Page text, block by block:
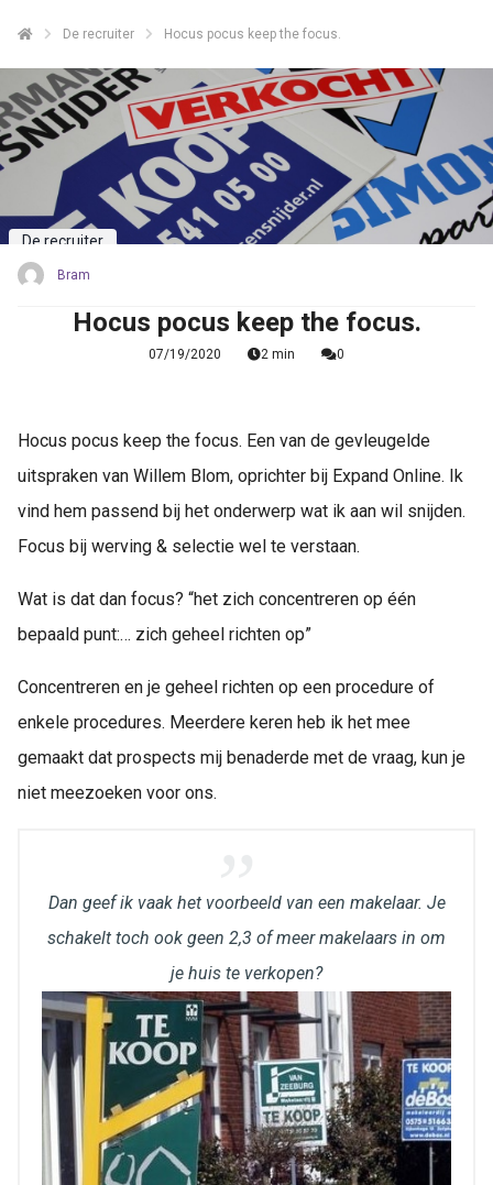
De recruiter Hocus pocus keep the focus.
De recruiter
Bram
Hocus pocus keep the focus.
07/19/2020 2 min 0
Hocus pocus keep the focus. Een van de gevleugelde
uitspraken van Willem Blom, oprichter bij Expand Online. Ik
vind hem passend bij het onderwerp wat ik aan wil snijden.
Focus bij werving & selectie wel te verstaan.
Wat is dat dan focus? “het zich concentreren op één
bepaald punt:… zich geheel richten op”
Concentreren en je geheel richten op een procedure of
enkele procedures. Meerdere keren heb ik het mee
gemaakt dat prospects mij benaderde met de vraag, kun je
niet meezoeken voor ons.
Dan geef ik vaak het voorbeeld van een makelaar. Je
schakelt toch ook geen 2,3 of meer makelaars in om
je huis te verkopen?